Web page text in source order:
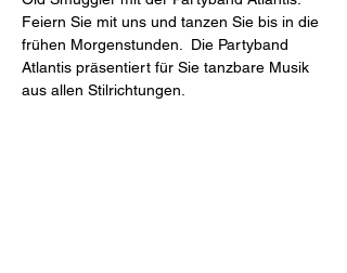
Feiern Sie mit uns und tanzen Sie bis in die
frühen Morgenstunden.  Die Partyband
Atlantis präsentiert für Sie tanzbare Musik
aus allen Stilrichtungen.